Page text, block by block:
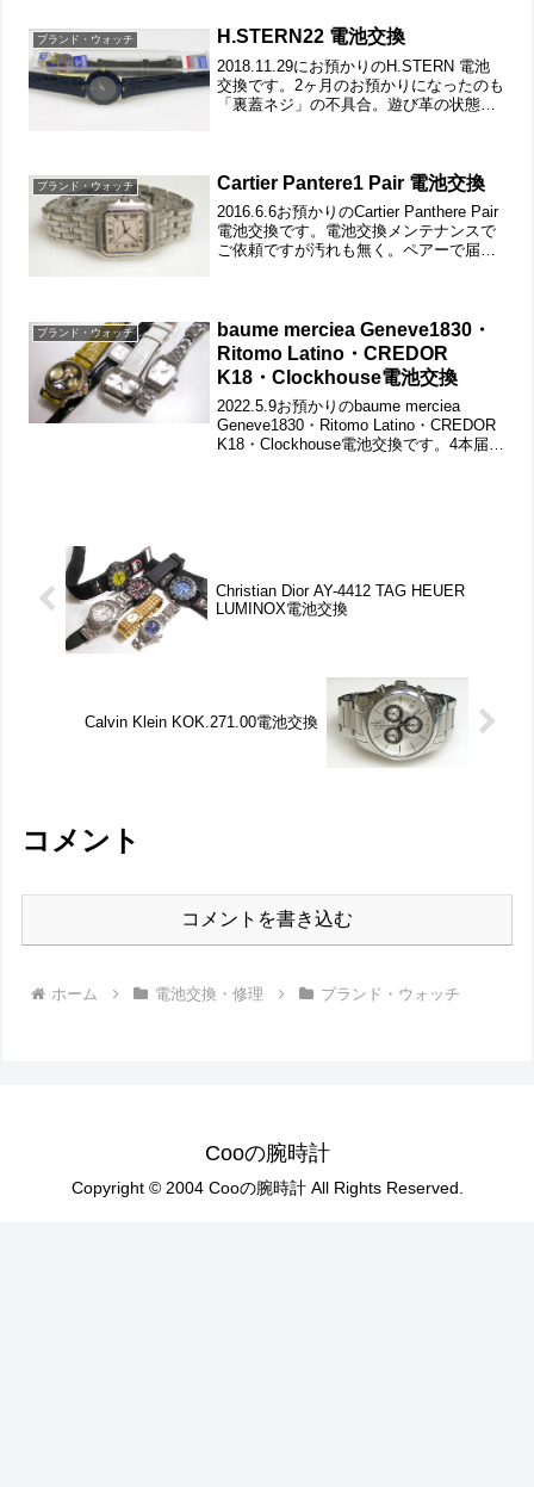
ックで裏蓋記載。裏蓋の...
ブランド・ウォッチ H.STERN22 電池交換
2018.11.29にお預かりのH.STERN 電池
交換です。2ヶ月のお預かりになったのも
「裏蓋ネジ」の不具合。遊び革の状態も
も同...
ブランド・ウォッチ Cartier Pantere1 Pair 電池交換
2016.6.6お預かりのCartier Panthere Pair
電池交換です。電池交換メンテナンスで
ご依頼ですが汚れも無く。ペアーで届き
ブランド・ウォッチ
baume merciea Geneve1830・
Ritomo Latino・CREDOR
K18・Clockhouse電池交換
2022.5.9お預かりのbaume merciea
Geneve1830・Ritomo Latino・CREDOR
K18・Clockhouse電池交換です。4本届き
Christian Dior AY-4412 TAG HEUER
LUMINOX電池交換
Calvin Klein KOK.271.00電池交換
コメント
コメントを書き込む
ホーム 電池交換・修理 ブランド・ウォッチ
Cooの腕時計
Copyright © 2004 Cooの腕時計 All Rights Reserved.